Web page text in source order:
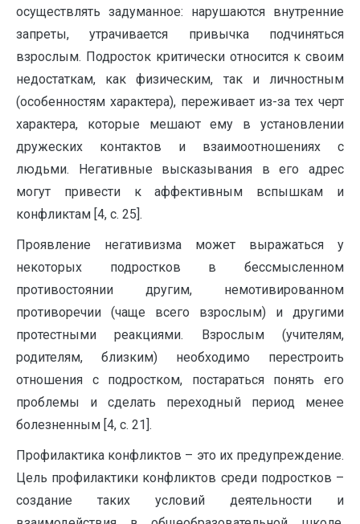
осуществлять задуманное: нарушаются внутренние
запреты, утрачивается привычка подчиняться
взрослым. Подросток критически относится к своим
недостаткам, как физическим, так и личностным
(особенностям характера), переживает из-за тех черт
характера, которые мешают ему в установлении
дружеских контактов и взаимоотношениях с
людьми. Негативные высказывания в его адрес
могут привести к аффективным вспышкам и
конфликтам [4, с. 25].
Проявление негативизма может выражаться у
некоторых подростков в бессмысленном
противостоянии другим, немотивированном
противоречии (чаще всего взрослым) и другими
протестными реакциями. Взрослым (учителям,
родителям, близким) необходимо перестроить
отношения с подростком, постараться понять его
проблемы и сделать переходный период менее
болезненным [4, с. 21].
Профилактика конфликтов – это их предупреждение.
Цель профилактики конфликтов среди подростков –
создание таких условий деятельности и